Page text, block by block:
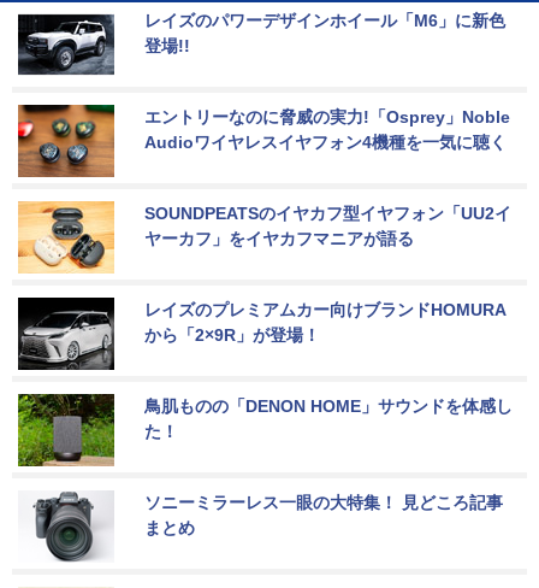
レイズのパワーデザインホイール「M6」に新色
登場!!
エントリーなのに脅威の実力!「Osprey」Noble
Audioワイヤレスイヤフォン4機種を一気に聴く
SOUNDPEATSのイヤカフ型イヤフォン「UU2イ
ヤーカフ」をイヤカフマニアが語る
レイズのプレミアムカー向けブランドHOMURA
から「2×9R」が登場！
鳥肌ものの「DENON HOME」サウンドを体感し
た！
ソニーミラーレス一眼の大特集！ 見どころ記事
まとめ